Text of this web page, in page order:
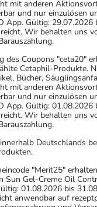
mit anderen
und nur einzulösen
App. Gültig: 29.07.2026
Wir behalten uns
des Coupons "ceta20"
Cetaphil-Produkte.
Bücher,
mit anderen
und nur einzulösen
App. Gültig: 01.08.2026
Wir behalten uns
Deutschlands
"Merit25"
Sun Gel-Creme Oil
01.08.2026 bis
anwendbar auf